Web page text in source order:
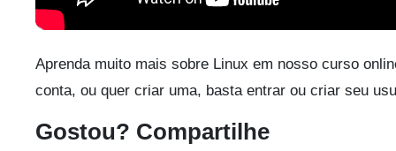
Aprenda muito mais sobre Linux em nosso curso
conta, ou quer criar uma, basta entrar ou criar seu
Gostou? Compartilhe